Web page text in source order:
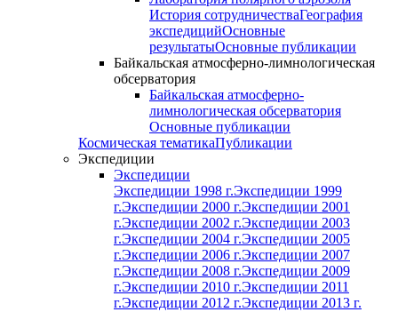
История сотрудничестваГеография
экспедицийОсновные
результатыОсновные публикации
Байкальская атмосферно-лимнологическая
обсерватория
Байкальская атмосферно-
лимнологическая обсерватория
Основные публикации
Космическая тематикаПубликации
Экспедиции
Экспедиции
Экспедиции 1998 г.Экспедиции 1999
г.Экспедиции 2000 г.Экспедиции 2001
г.Экспедиции 2002 г.Экспедиции 2003
г.Экспедиции 2004 г.Экспедиции 2005
г.Экспедиции 2006 г.Экспедиции 2007
г.Экспедиции 2008 г.Экспедиции 2009
г.Экспедиции 2010 г.Экспедиции 2011
г.Экспедиции 2012 г.Экспедиции 2013 г.